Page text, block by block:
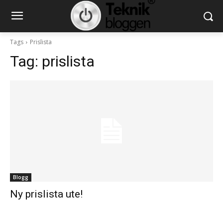
Tags Prislista
Tag: prislista
Blogg
Ny prislista ute!